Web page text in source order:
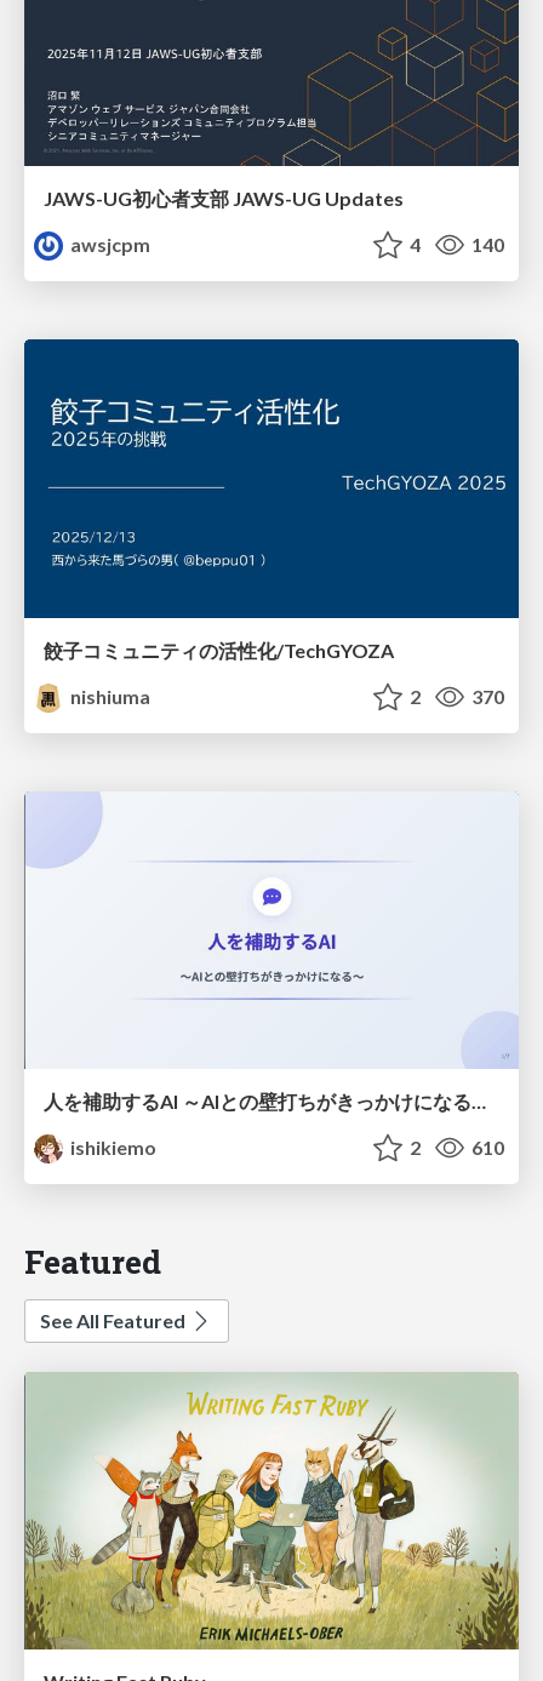
JAWS-UG初心者支部 JAWS-UG Updates
awsjcpm
4 140
餃子コミュニティの活性化/TechGYOZA
nishiuma
2 370
人を補助するAI ～AIとの壁打ちがきっかけになる～ #共創AIミートアップ
ishikiemo
2 610
Featured
See All Featured